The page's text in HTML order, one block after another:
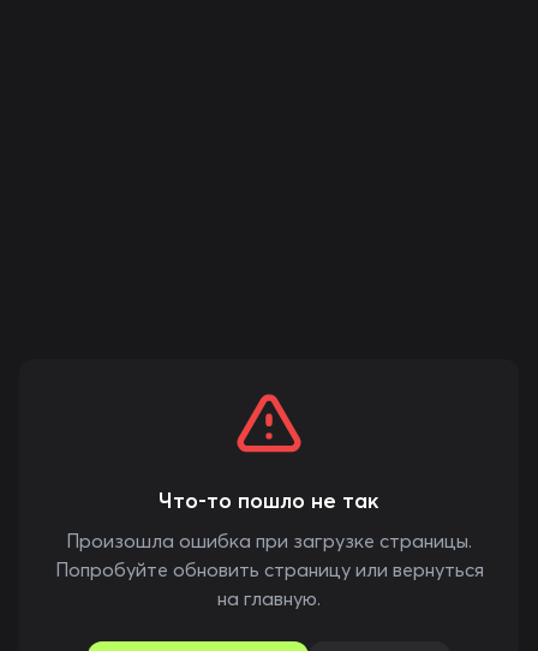
Что-то пошло не так
Произошла ошибка при загрузке страницы.
Попробуйте обновить страницу или вернуться
на главную.